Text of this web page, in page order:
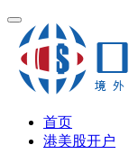
首页
港美股开户